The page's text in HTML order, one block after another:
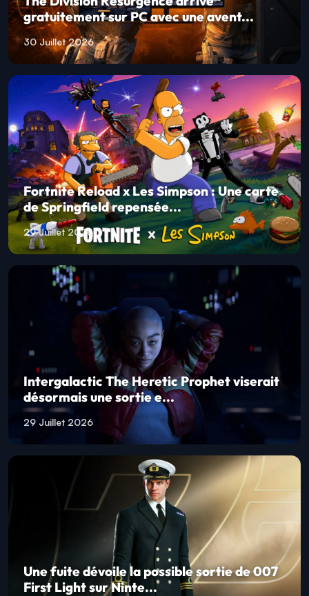
gratuitement sur PC avec une avent...
30 Juillet 2026
Fortnite Reload x Les Simpson : Une carte
de Springfield repensée...
29 Juillet 2026
Intergalactic The Heretic Prophet viserait
désormais une sortie e...
29 Juillet 2026
Une fuite dévoile la possible sortie de 007
First Light sur Ninte...